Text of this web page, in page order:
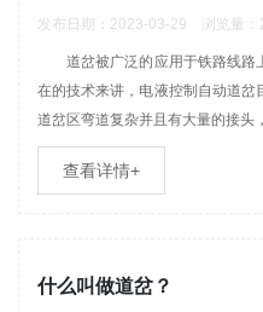
发布日期：2023-03-29 浏览量：
道岔被广泛的应用于铁路线路
在的技术来讲，电液控制自动道
道岔区弯道复杂并且有大量的接头
查看详情+
什么叫做道岔？